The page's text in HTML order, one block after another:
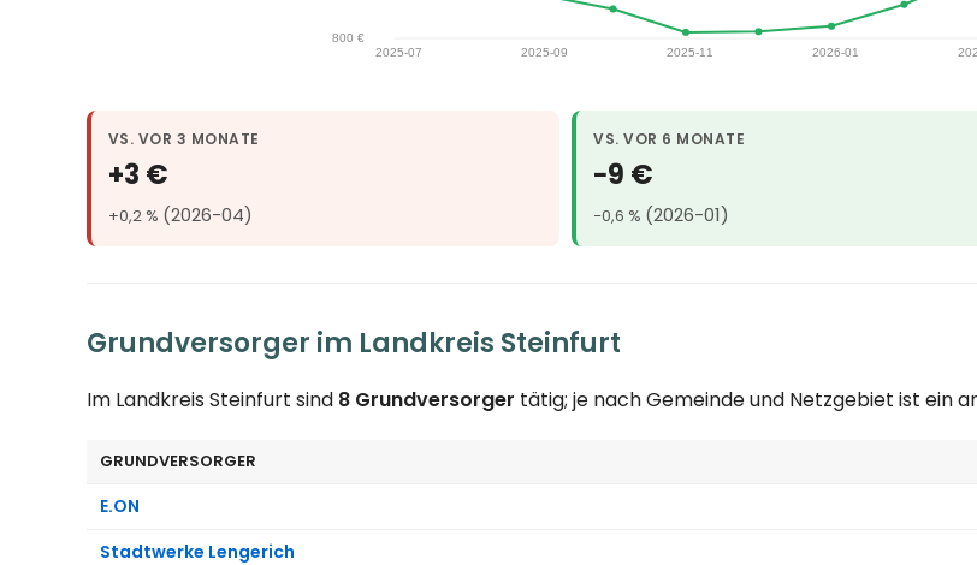
VS. VOR 3 MONATE
+3 €
+0,2 % (2026-04)
VS. VOR 6 MONATE
−9 €
−0,6 % (2026-01)
Grundversorger im Landkreis Steinfurt
Im Landkreis Steinfurt sind 8 Grundversorger tätig; je nach Gemeinde und Netzgebiet ist ein
GRUNDVERSORGER
E.ON
Stadtwerke Lengerich